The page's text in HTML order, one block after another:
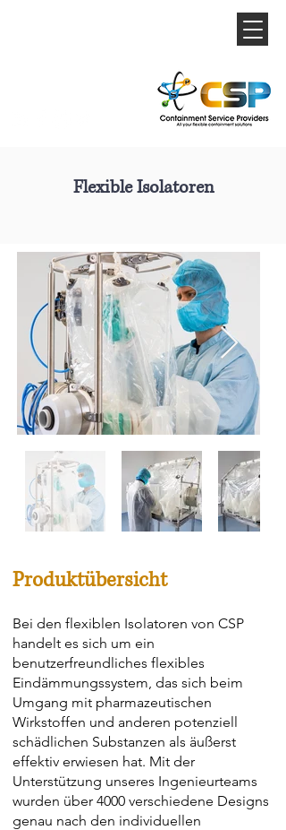
Flexible Isolatoren
Produktübersicht
Bei den flexiblen Isolatoren von CSP
handelt es sich um ein
benutzerfreundliches flexibles
Eindämmungssystem, das sich beim
Umgang mit pharmazeutischen
Wirkstoffen und anderen potenziell
schädlichen Substanzen als äußerst
effektiv erwiesen hat. Mit der
Unterstützung unseres Ingenieurteams
wurden über 4000 verschiedene Designs
genau nach den individuellen